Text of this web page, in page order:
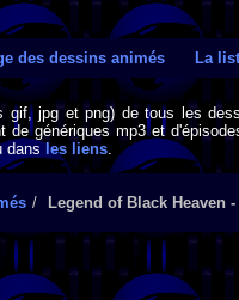
des dessins animés La
gif, jpg et png) de tous les
de génériques mp3 et
dansles liens
Legend of Black Heaven